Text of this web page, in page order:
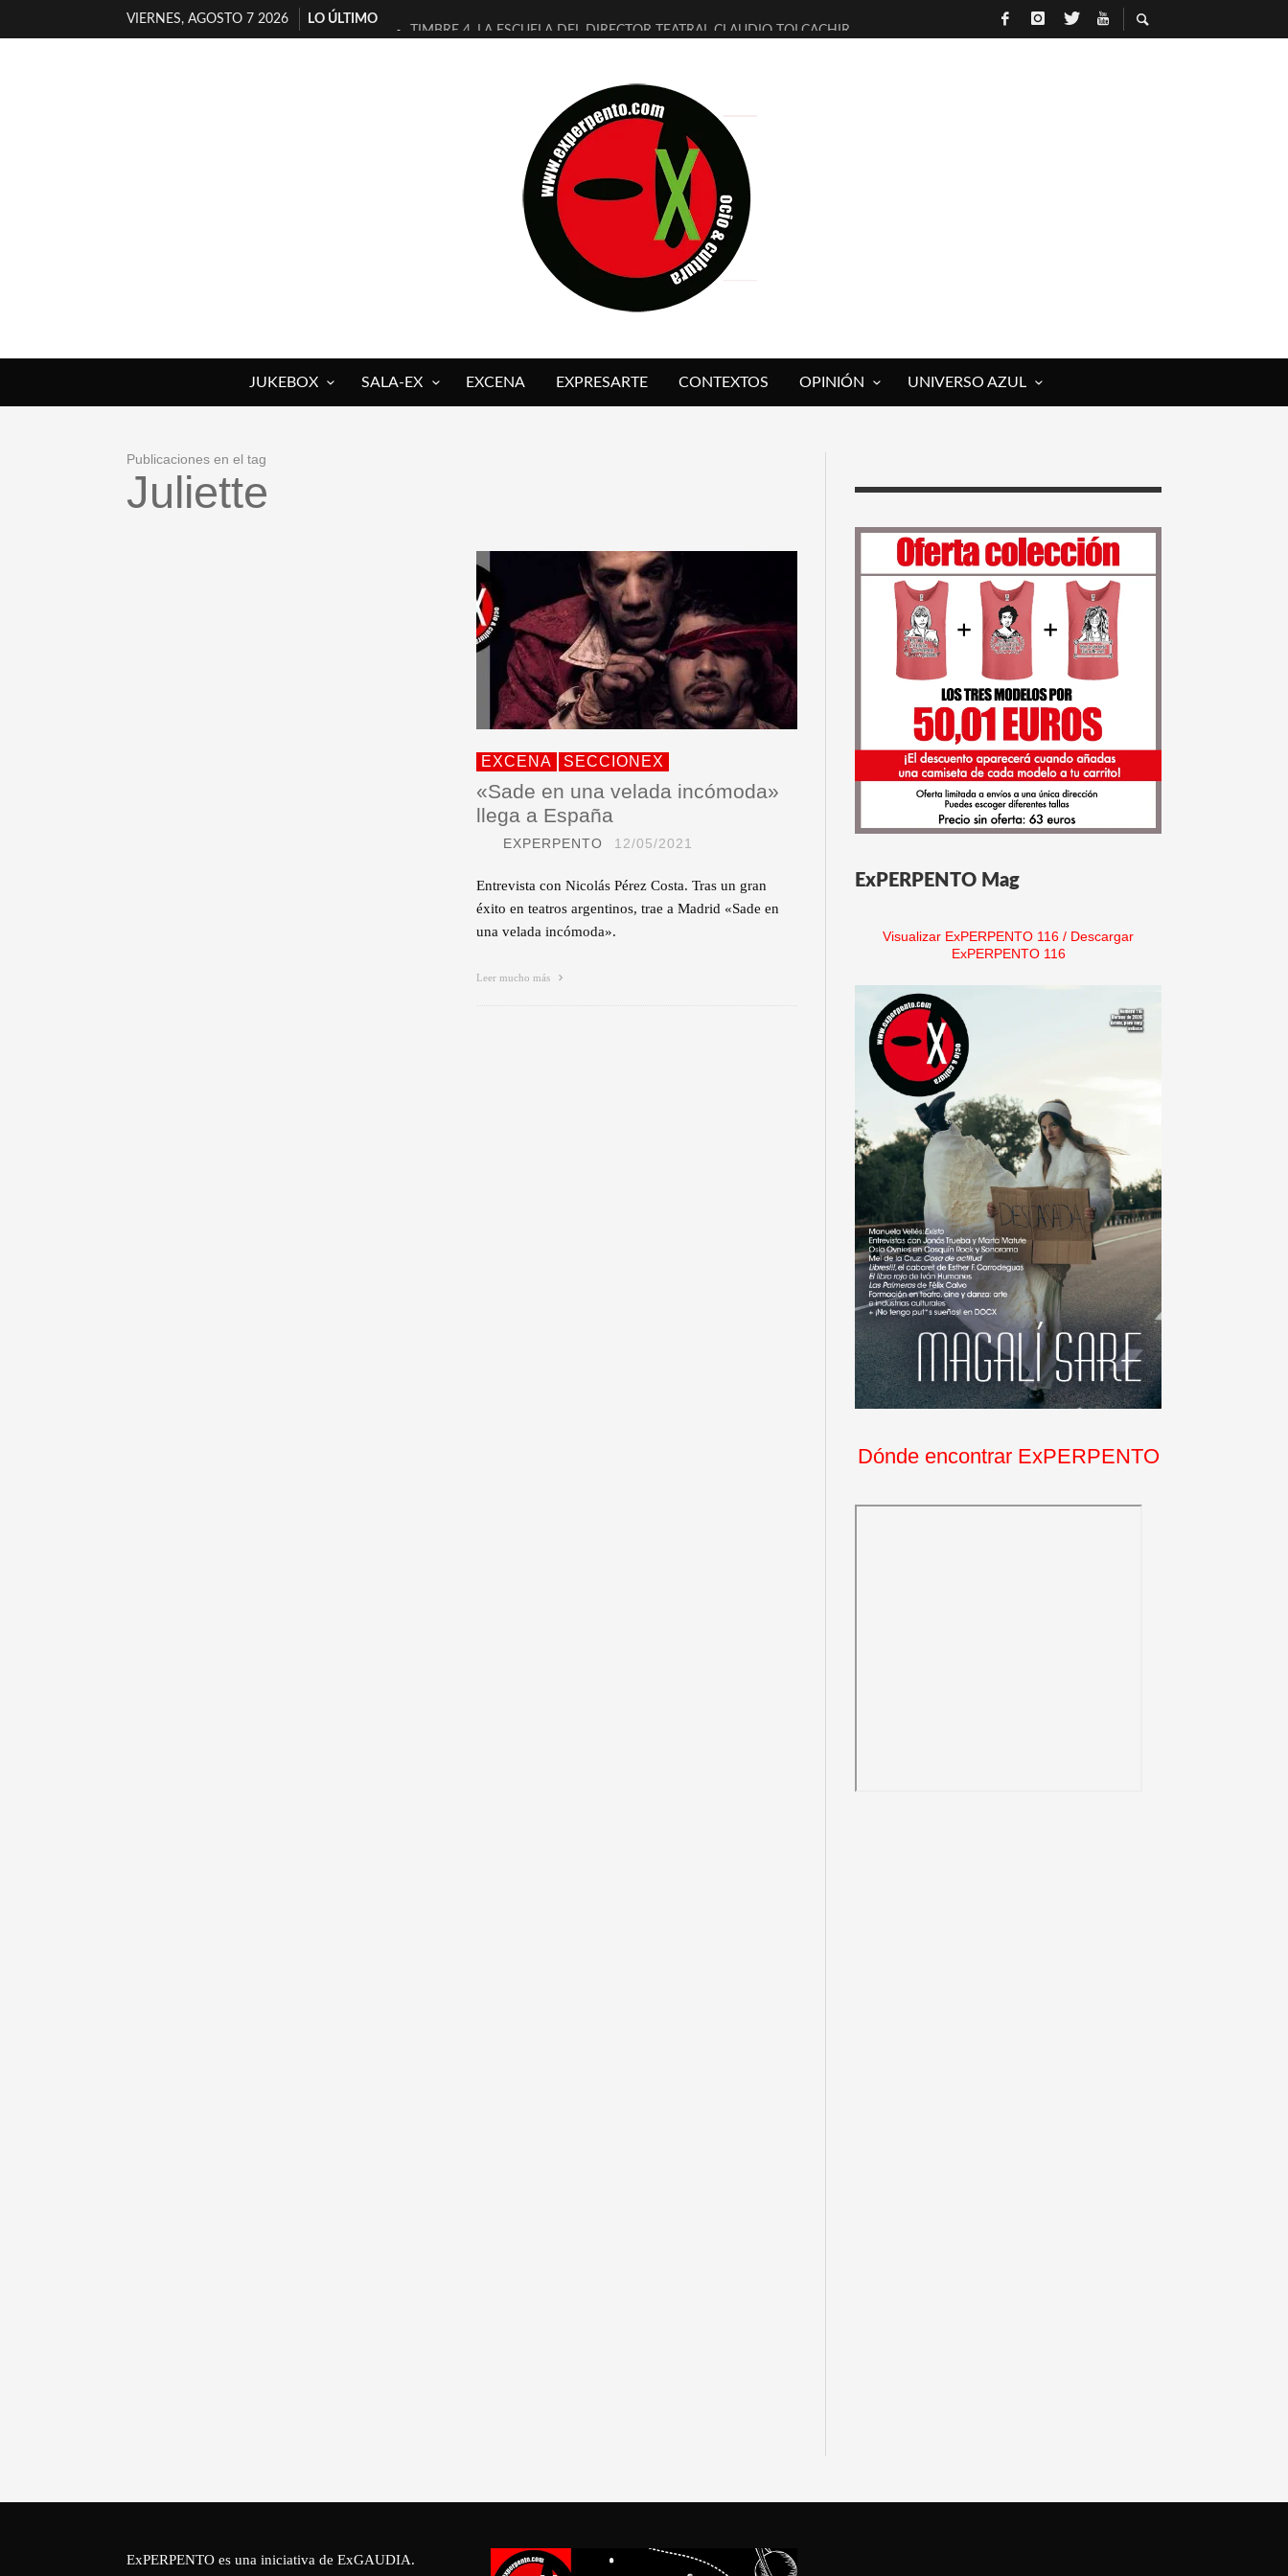
VIERNES, AGOSTO 7 2026
LO ÚLTIMO
TIMBRE 4, LA ESCUELA DEL DIRECTOR TEATRAL CLAUDIO TOLCACHIR
MILITARES JUDÍAS EN #EXVITA
D’BALDOMEROS REINVENTAN [BITÁCORA 3.0] EN EXVITA
MARSHALL FLASH PRESENTA EN EXVITA [RELATIVA SENCILLEZ]
JOFRE BARDAGÍ EN EXVITA INTERPRETANDO A SERRAT
YORCH PRESENTA [CURSO DE ARMONÍA PERSECUTORIA] EN EXVITA
MAGALÍ SARE NOS EXPLICA [DESCASADA]
«NO TENGO PUTOS SUEÑOS»
JUKEBOX SALA-EX EXCENA EXPRESARTE CONTEXTOS OPINIÓN UNIVERSO AZUL
Publicaciones en el tag
Juliette
EXCENA SECCIONEX
«Sade en una velada incómoda»
llega a España
EXPERPENTO 12/05/2021
Entrevista con Nicolás Pérez Costa. Tras un gran
éxito en teatros argentinos, trae a Madrid «Sade en
una velada incómoda».
Leer mucho más
ExPERPENTO Mag
Visualizar ExPERPENTO 116 / Descargar
ExPERPENTO 116
Dónde encontrar ExPERPENTO
ExPERPENTO es una iniciativa de ExGAUDIA.